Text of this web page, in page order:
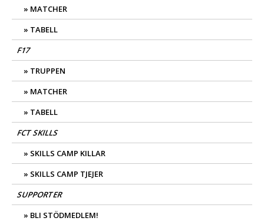
MATCHER
TABELL
F17
TRUPPEN
MATCHER
TABELL
FCT SKILLS
SKILLS CAMP KILLAR
SKILLS CAMP TJEJER
SUPPORTER
BLI STÖDMEDLEM!